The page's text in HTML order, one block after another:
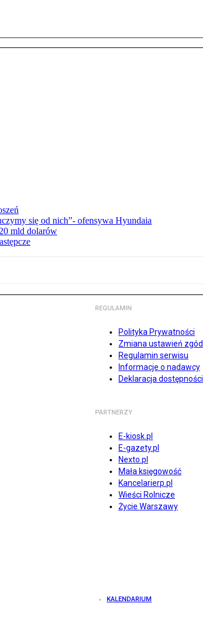
się od nich”- ofensywa Hyundaia
mld dolarów
REGULAMIN
Polityka Prywatności
Zmiana ustawień zgód
Regulamin serwisu
Informacje o nadawcy
Deklaracja dostępności
PARTNERZY
E-kiosk.pl
E-gazety.pl
Nexto.pl
Mała księgowość
Kancelarierp.pl
Wieści Rolnicze
Życie Warszawy
KALENDARIUM